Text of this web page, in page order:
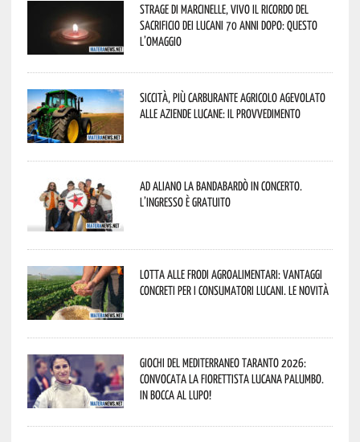
Strage di Marcinelle, vivo il ricordo del
sacrificio dei lucani 70 anni dopo: questo
l’omaggio
Siccità, più carburante agricolo agevolato
alle aziende lucane: il provvedimento
Ad Aliano la Bandabardò in concerto.
L’ingresso è gratuito
Lotta alle frodi agroalimentari: vantaggi
concreti per i consumatori lucani. Le novità
Giochi del Mediterraneo Taranto 2026:
convocata la fiorettista lucana Palumbo.
In bocca al lupo!